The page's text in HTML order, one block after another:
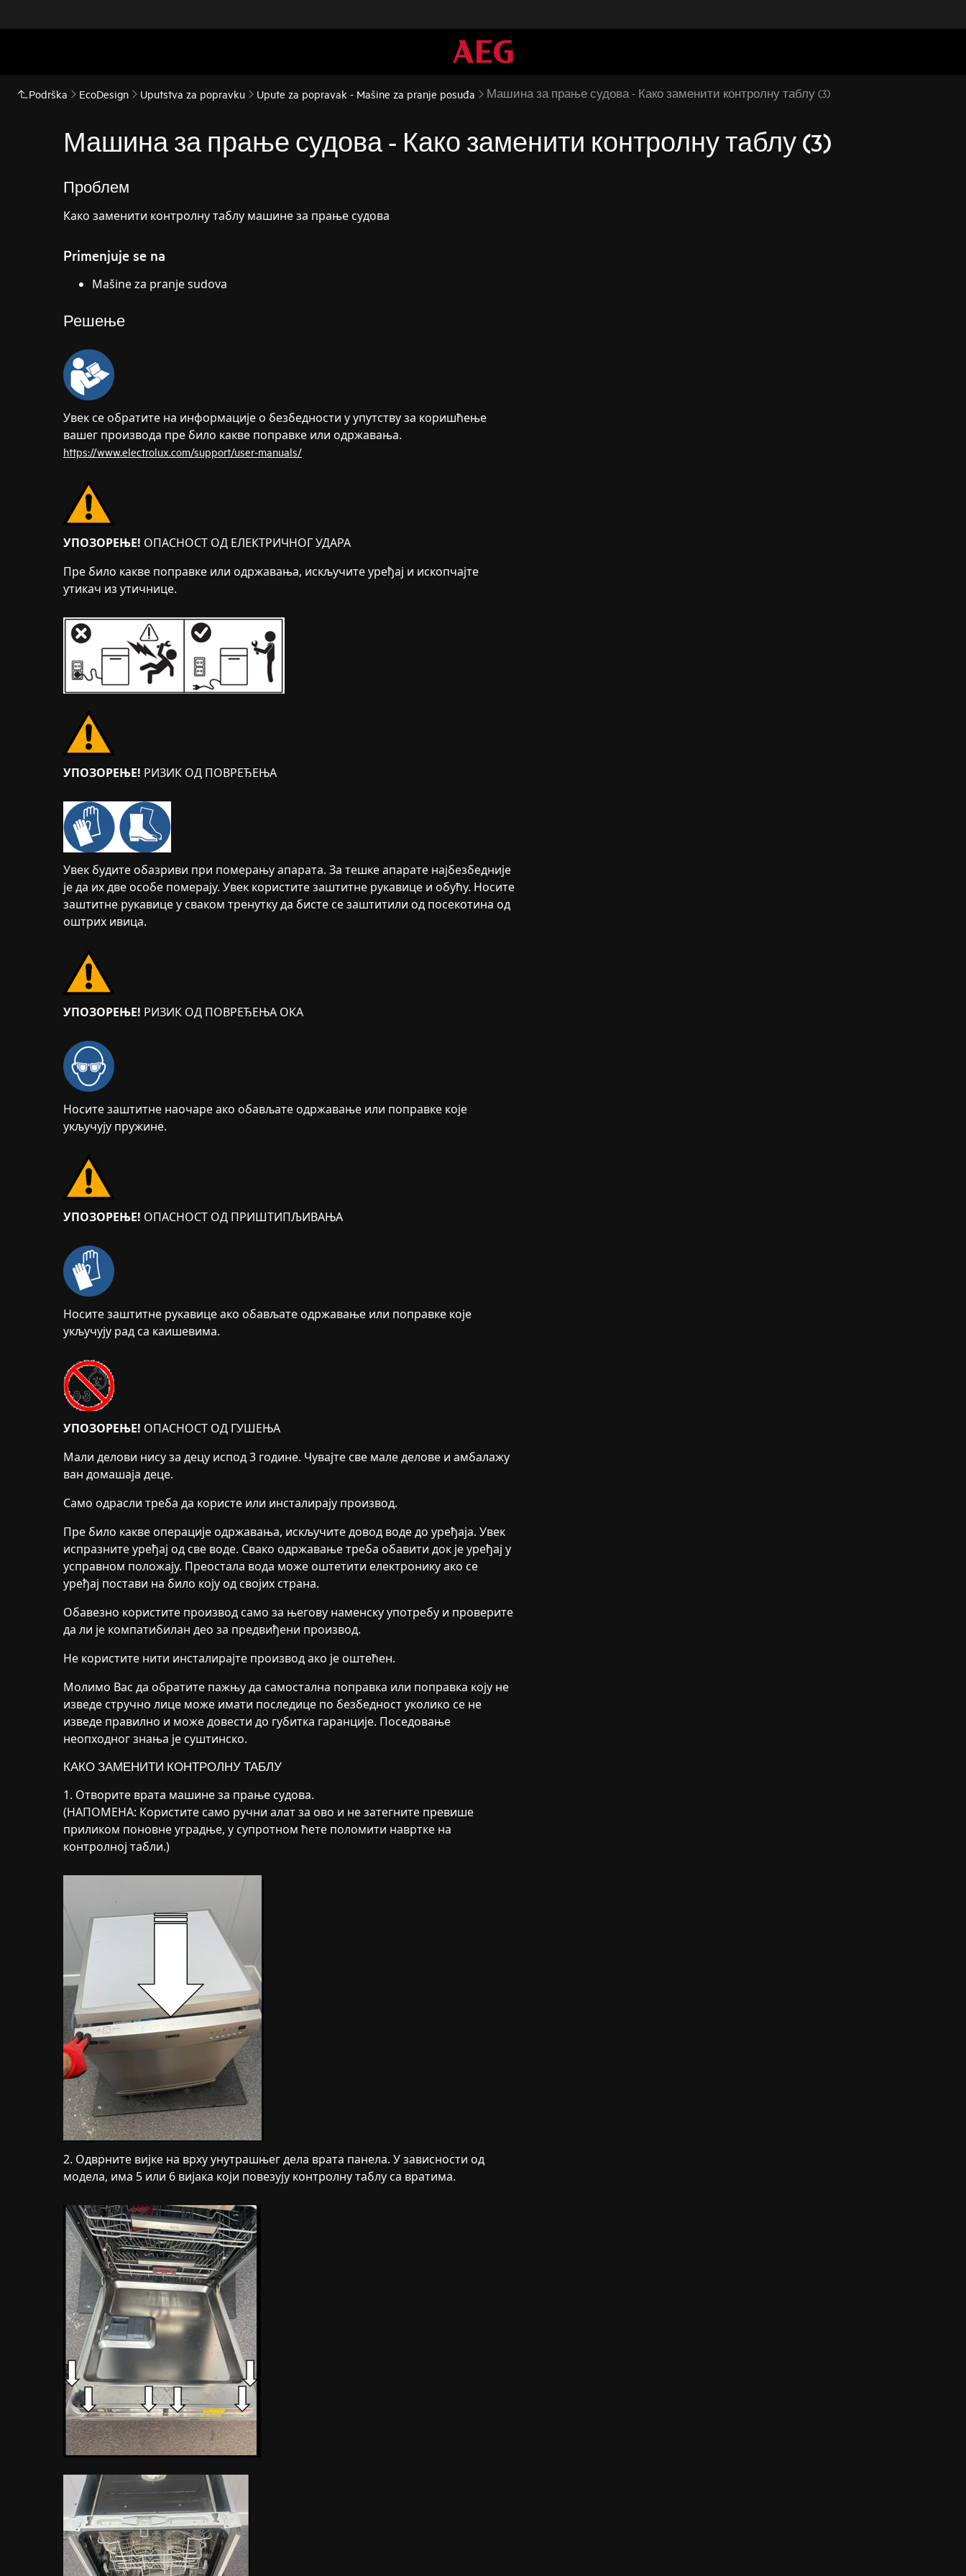
Podrška EcoDesign Uputstva za popravku Upute za popravak - Mašine za pranje posuđa Машина за прање судова - Како заменити контролну таблу (3)
Машина за прање судова - Како заменити контролну таблу (3)
Проблем
Како заменити контролну таблу машине за прање судова
Primenjuje se na
Mašine za pranje sudova
Решење
Увек се обратите на информације о безбедности у упутству за коришћење
вашег производа пре било какве поправке или одржавања.
https://www.electrolux.com/support/user-manuals/
УПОЗОРЕЊЕ! ОПАСНОСТ ОД ЕЛЕКТРИЧНОГ УДАРА
Пре било какве поправке или одржавања, искључите уређај и ископчајте
утикач из утичнице.
УПОЗОРЕЊЕ! РИЗИК ОД ПОВРЕЂЕЊА
Увек будите обазриви при померању апарата. За тешке апарате најбезбедније
је да их две особе померају. Увек користите заштитне рукавице и обућу. Носите
заштитне рукавице у сваком тренутку да бисте се заштитили од посекотина од
оштрих ивица.
УПОЗОРЕЊЕ! РИЗИК ОД ПОВРЕЂЕЊА ОКА
Носите заштитне наочаре ако обављате одржавање или поправке које
укључују пружине.
УПОЗОРЕЊЕ! ОПАСНОСТ ОД ПРИШТИПЉИВАЊА
Носите заштитне рукавице ако обављате одржавање или поправке које
укључују рад са каишевима.
УПОЗОРЕЊЕ! ОПАСНОСТ ОД ГУШЕЊА
Мали делови нису за децу испод 3 године. Чувајте све мале делове и амбалажу
ван домашаја деце.
Само одрасли треба да користе или инсталирају производ.
Пре било какве операције одржавања, искључите довод воде до уређаја. Увек
испразните уређај од све воде. Свако одржавање треба обавити док је уређај у
усправном положају. Преостала вода може оштетити електронику ако се
уређај постави на било коју од својих страна.
Обавезно користите производ само за његову наменску употребу и проверите
да ли је компатибилан део за предвиђени производ.
Не користите нити инсталирајте производ ако је оштећен.
Молимо Вас да обратите пажњу да самостална поправка или поправка коју не
изведе стручно лице може имати последице по безбедност уколико се не
изведе правилно и може довести до губитка гаранције. Поседовање
неопходног знања је суштинско.
КАКО ЗАМЕНИТИ КОНТРОЛНУ ТАБЛУ
1. Отворите врата машине за прање судова.
(НАПОМЕНА: Користите само ручни алат за ово и не затегните превише
приликом поновне уградње, у супротном ћете поломити навртке на
контролној табли.)
2. Одврните вијке на врху унутрашњег дела врата панела. У зависности од
модела, има 5 или 6 вијака који повезују контролну таблу са вратима.